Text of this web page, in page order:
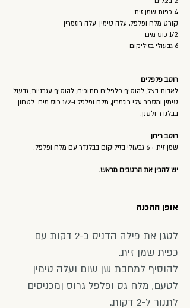
4 כפות שמן זית
קורט מלח ופלפל, עלה טימין, עלה רוזמרין
1/2 כוס מים
6 גבעולי בזיליקום
רוטב פלפלים
לאדות בצל, להוסיף פלפלים חתוכים, להוסיף עגבניות, גבעול
טימין ומספר עלי רוזמרין, מלח ופלפל ו-1/2 כוס מים. לטחון
בבלנדר ולסנן.
רוטב ריחן
שמן זית + 6 גבעולי בזיליקום בבלנדר עם מלח ופלפל.
יש להכין את הרטבים מראש.
אופן ההכנה
לטגן את פילה הדניס כ-2 דקות עם
כפית שמן זית.
להוסיף למחבת שן שום ועלה טימין
לטעם, מלח גס ופלפל גרוס ןמכניסים
לתנור ל-2 דקות.